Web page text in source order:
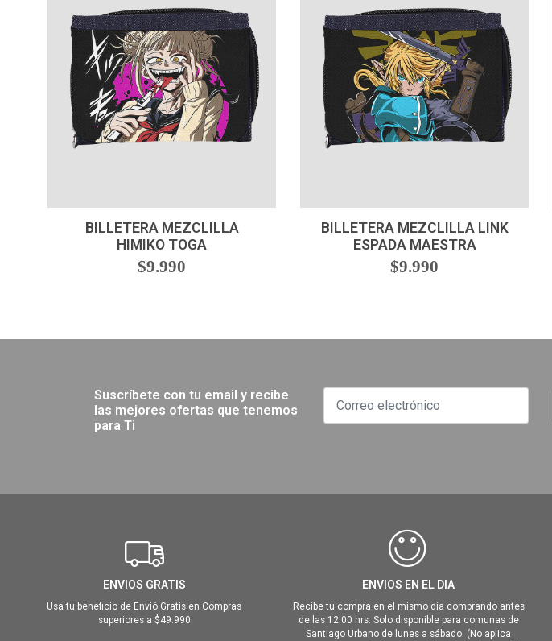
BILLETERA MEZCLILLA
HIMIKO TOGA
$9.990
BILLETERA MEZCLILLA LINK
ESPADA MAESTRA
$9.990
Suscríbete con tu email y recibe
las mejores ofertas que tenemos
para Ti
ENVIOS GRATIS
Usa tu beneficio de Envió Gratis en Compras
superiores a $49.990
ENVIOS EN EL DIA
Recibe tu compra en el mismo día comprando antes
de las 12:00 hrs. Solo disponible para comunas de
Santiago Urbano de lunes a sábado. (No aplica